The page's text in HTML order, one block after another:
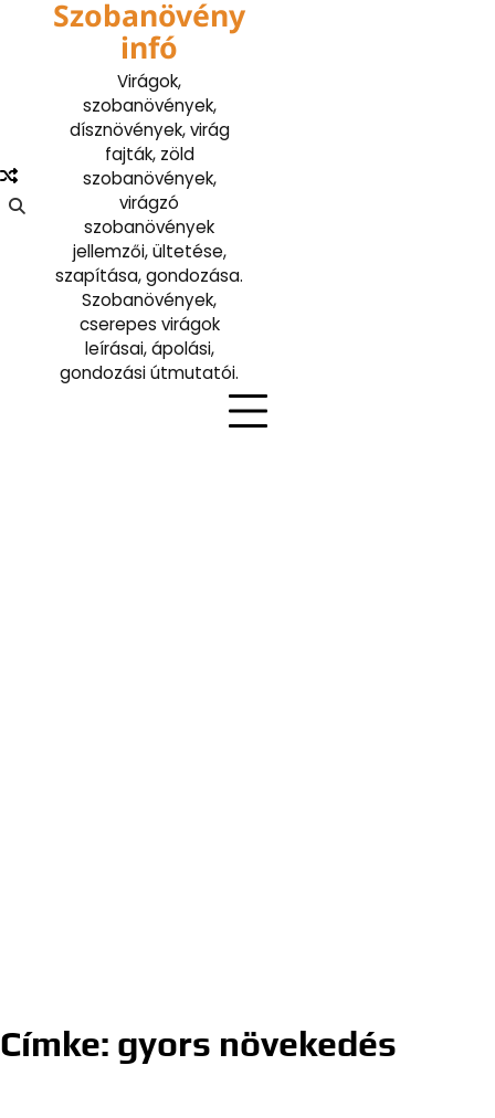
Szobanövény
infó
Virágok,
szobanövények,
dísznövények, virág
fajták, zöld
szobanövények,
virágzó
szobanövények
jellemzői, ültetése,
szapítása, gondozása.
Szobanövények,
cserepes virágok
leírásai, ápolási,
gondozási útmutatói.
Címke: gyors növekedés